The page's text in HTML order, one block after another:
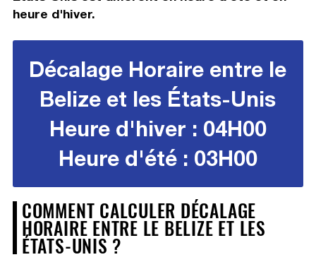
heure d'hiver.
Décalage Horaire entre le
Belize et les États-Unis
Heure d'hiver : 04H00
Heure d'été : 03H00
COMMENT CALCULER DÉCALAGE
HORAIRE ENTRE LE BELIZE ET LES
ÉTATS-UNIS ?